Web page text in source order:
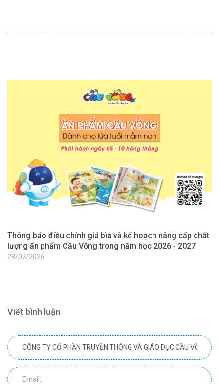
Thông báo điều chỉnh giá bìa và kế hoạch nâng cấp chất
lượng ấn phẩm Cầu Vồng trong năm học 2026 - 2027
28/07/2026
Viết bình luận